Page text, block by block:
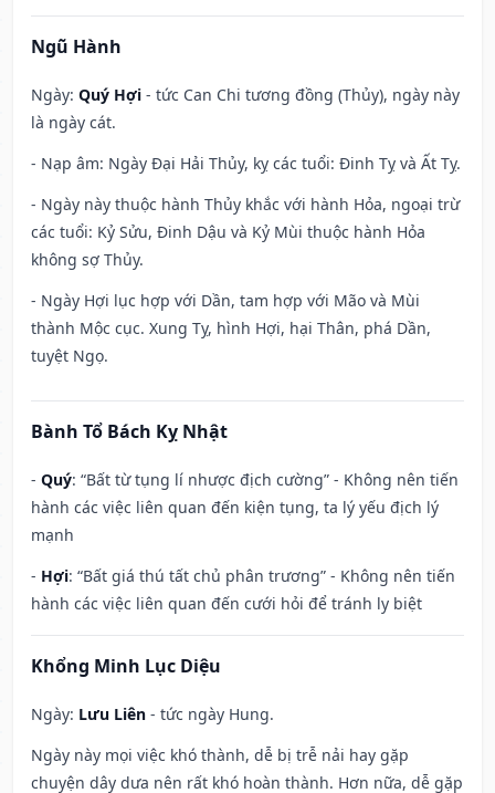
Ngũ Hành
Ngày: Quý Hợi - tức Can Chi tương đồng (Thủy), ngày này
là ngày cát.
- Nạp âm: Ngày Đại Hải Thủy, kỵ các tuổi: Đinh Tỵ và Ất Tỵ.
- Ngày này thuộc hành Thủy khắc với hành Hỏa, ngoại trừ
các tuổi: Kỷ Sửu, Đinh Dậu và Kỷ Mùi thuộc hành Hỏa
không sợ Thủy.
- Ngày Hợi lục hợp với Dần, tam hợp với Mão và Mùi
thành Mộc cục. Xung Tỵ, hình Hợi, hại Thân, phá Dần,
tuyệt Ngọ.
Bành Tổ Bách Kỵ Nhật
- Quý: “Bất từ tụng lí nhược địch cường” - Không nên tiến
hành các việc liên quan đến kiện tụng, ta lý yếu địch lý
mạnh
- Hợi: “Bất giá thú tất chủ phân trương” - Không nên tiến
hành các việc liên quan đến cưới hỏi để tránh ly biệt
Khổng Minh Lục Diệu
Ngày: Lưu Liên - tức ngày Hung.
Ngày này mọi việc khó thành, dễ bị trễ nải hay gặp
chuyện dây dưa nên rất khó hoàn thành. Hơn nữa, dễ gặp